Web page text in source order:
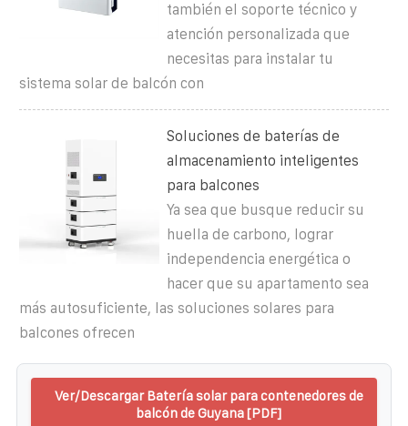
también el soporte técnico y
atención personalizada que
necesitas para instalar tu
sistema solar de balcón con
Soluciones de baterías de
almacenamiento inteligentes
para balcones
Ya sea que busque reducir su
huella de carbono, lograr
independencia energética o
hacer que su apartamento sea
más autosuficiente, las soluciones solares para
balcones ofrecen
Ver/Descargar Batería solar para contenedores de
balcón de Guyana [PDF]